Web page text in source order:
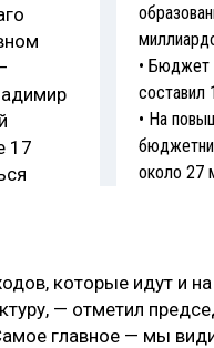
• Бюджет
составил
• На
около 27
17
которые идут и
— отметил
главное — мы